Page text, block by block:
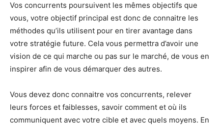
Vos concurrents poursuivent les mêmes objectifs que
vous, votre objectif principal est donc de connaitre les
méthodes qu’ils utilisent pour en tirer avantage dans
votre stratégie future. Cela vous permettra d’avoir une
vision de ce qui marche ou pas sur le marché, de vous en
inspirer afin de vous démarquer des autres.
Vous devez donc connaitre vos concurrents, relever
leurs forces et faiblesses, savoir comment et où ils
communiquent avec votre cible et avec quels moyens. En